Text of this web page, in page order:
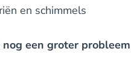
en schimmels
een groter